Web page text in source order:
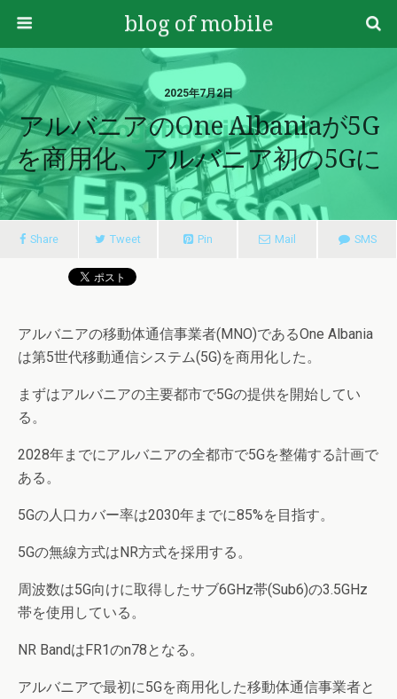
blog of mobile
2025年7月2日
アルバニアのOne Albaniaが5G
を商用化、アルバニア初の5Gに
Share Tweet Pin Mail SMS
アルバニアの移動体通信事業者(MNO)であるOne Albania
は第5世代移動通信システム(5G)を商用化した。
まずはアルバニアの主要都市で5Gの提供を開始してい
る。
2028年までにアルバニアの全都市で5Gを整備する計画で
ある。
5Gの人口カバー率は2030年までに85%を目指す。
5Gの無線方式はNR方式を採用する。
周波数は5G向けに取得したサブ6GHz帯(Sub6)の3.5GHz
帯を使用している。
NR BandはFR1のn78となる。
アルバニアで最初に5Gを商用化した移動体通信事業者と